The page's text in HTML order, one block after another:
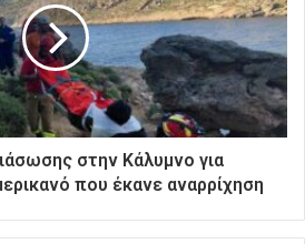
στην Κάλυμνο για
που έκανε αναρρίχηση